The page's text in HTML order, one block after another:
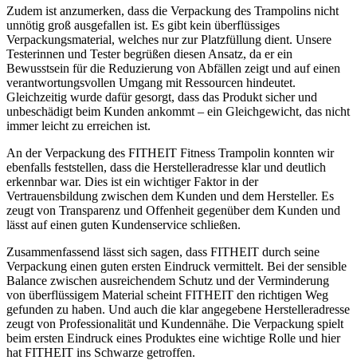
Zudem ist anzumerken, dass die Verpackung des Trampolins nicht
unnötig groß ausgefallen ist. Es gibt kein überflüssiges
Verpackungsmaterial, welches nur zur Platzfüllung dient. Unsere
Testerinnen und Tester begrüßen diesen Ansatz, da er ein
Bewusstsein für die Reduzierung von Abfällen zeigt und auf einen
verantwortungsvollen Umgang mit Ressourcen hindeutet.
Gleichzeitig wurde dafür gesorgt, dass das Produkt sicher und
unbeschädigt beim Kunden ankommt – ein Gleichgewicht, das nicht
immer leicht zu erreichen ist.
An der Verpackung des FITHEIT Fitness Trampolin konnten wir
ebenfalls feststellen, dass die Herstelleradresse klar und deutlich
erkennbar war. Dies ist ein wichtiger Faktor in der
Vertrauensbildung zwischen dem Kunden und dem Hersteller. Es
zeugt von Transparenz und Offenheit gegenüber dem Kunden und
lässt auf einen guten Kundenservice schließen.
Zusammenfassend lässt sich sagen, dass FITHEIT durch seine
Verpackung einen guten ersten Eindruck vermittelt. Bei der sensible
Balance zwischen ausreichendem Schutz und der Verminderung
von überflüssigem Material scheint FITHEIT den richtigen Weg
gefunden zu haben. Und auch die klar angegebene Herstelleradresse
zeugt von Professionalität und Kundennähe. Die Verpackung spielt
beim ersten Eindruck eines Produktes eine wichtige Rolle und hier
hat FITHEIT ins Schwarze getroffen.